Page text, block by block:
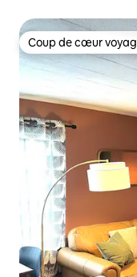
Coup de cœur
Coup de cœur